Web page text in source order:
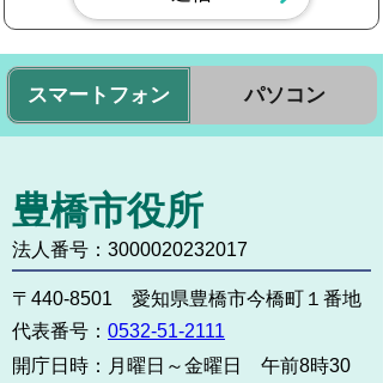
スマートフォン パソコン
豊橋市役所
法人番号：3000020232017
〒440-8501 愛知県豊橋市今橋町１番地
代表番号： 0532-51-2111
開庁日時： 月曜日～金曜日 午前8時30